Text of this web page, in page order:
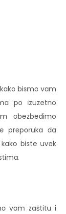
bismo vam
po izuzetno
obezbedimo
preporuka da
biste uvek
vam zaštitu i